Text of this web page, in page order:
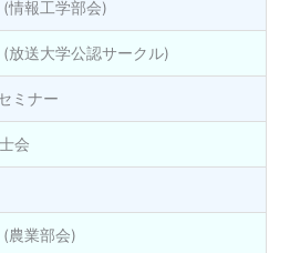
情報工学部会)
放送大学公認サークル)
ミナー
会
農業部会)